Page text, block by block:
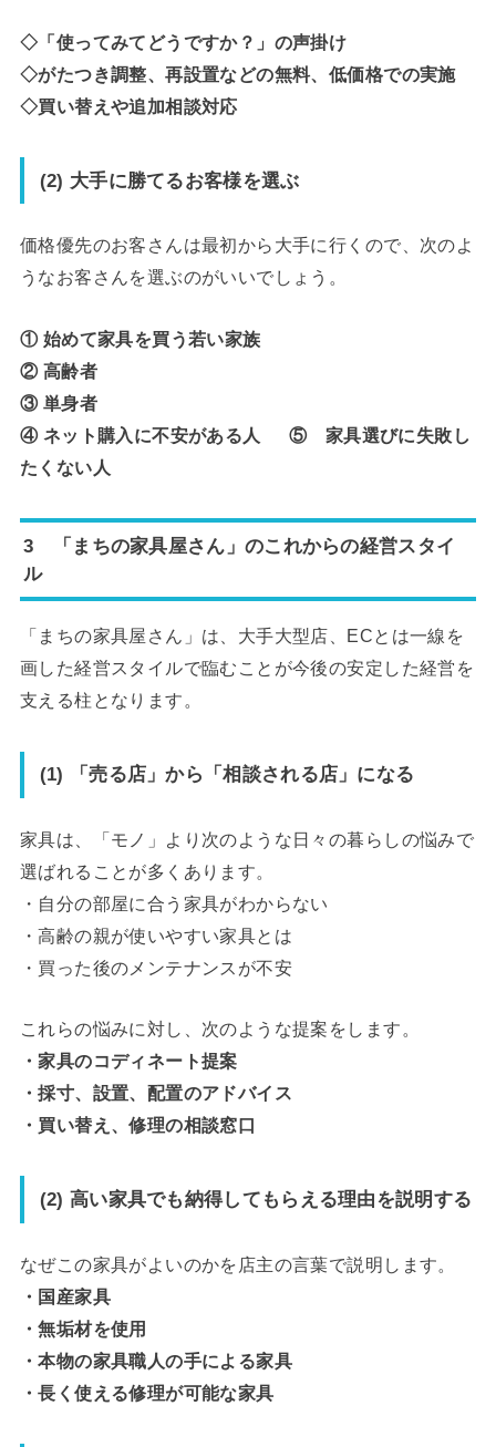
◇「使ってみてどうですか？」の声掛け
◇がたつき調整、再設置などの無料、低価格での実施
◇買い替えや追加相談対応
(2) 大手に勝てるお客様を選ぶ
価格優先のお客さんは最初から大手に行くので、次のよ
うなお客さんを選ぶのがいいでしょう。
① 始めて家具を買う若い家族
② 高齢者
③ 単身者
④ ネット購入に不安がある人 ⑤ 家具選びに失敗し
たくない人
3 「まちの家具屋さん」のこれからの経営スタイ
ル
「まちの家具屋さん」は、大手大型店、ECとは一線を
画した経営スタイルで臨むことが今後の安定した経営を
支える柱となります。
(1) 「売る店」から「相談される店」になる
家具は、「モノ」より次のような日々の暮らしの悩みで
選ばれることが多くあります。
・自分の部屋に合う家具がわからない
・高齢の親が使いやすい家具とは
・買った後のメンテナンスが不安
これらの悩みに対し、次のような提案をします。
・家具のコディネート提案
・採寸、設置、配置のアドバイス
・買い替え、修理の相談窓口
(2) 高い家具でも納得してもらえる理由を説明する
なぜこの家具がよいのかを店主の言葉で説明します。
・国産家具
・無垢材を使用
・本物の家具職人の手による家具
・長く使える修理が可能な家具